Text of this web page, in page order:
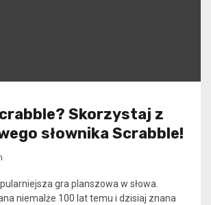
Skorzystaj z
słownika Scrabble!
gra planszowa w słowa.
niemalże 100 lat temu i dzisiaj znana